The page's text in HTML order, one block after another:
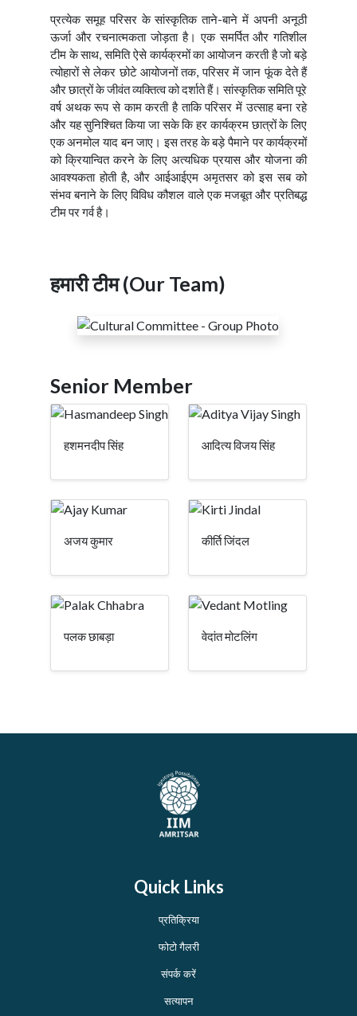
प्रत्येक समूह परिसर के सांस्कृतिक ताने-बाने में अपनी अनूठी
ऊर्जा और रचनात्मकता जोड़ता है। एक समर्पित और गतिशील
टीम के साथ, समिति ऐसे कार्यक्रमों का आयोजन करती है जो बड़े
त्योहारों से लेकर छोटे आयोजनों तक, परिसर में जान फूंक देते हैं
और छात्रों के जीवंत व्यक्तित्व को दर्शाते हैं। सांस्कृतिक समिति पूरे
वर्ष अथक रूप से काम करती है ताकि परिसर में उत्साह बना रहे
और यह सुनिश्चित किया जा सके कि हर कार्यक्रम छात्रों के लिए
एक अनमोल याद बन जाए। इस तरह के बड़े पैमाने पर कार्यक्रमों
को क्रियान्वित करने के लिए अत्यधिक प्रयास और योजना की
आवश्यकता होती है, और आईआईएम अमृतसर को इस सब को
संभव बनाने के लिए विविध कौशल वाले एक मजबूत और प्रतिबद्ध
टीम पर गर्व है।
हमारी टीम (Our Team)
Senior Member
हशमनदीप सिंह आदित्य विजय सिंह
अजय कुमार कीर्ति जिंदल
पलक छाबड़ा वेदांत मोटलिंग
Quick Links
प्रतिक्रिया
फोटो गैलरी
संपर्क करें
सत्यापन